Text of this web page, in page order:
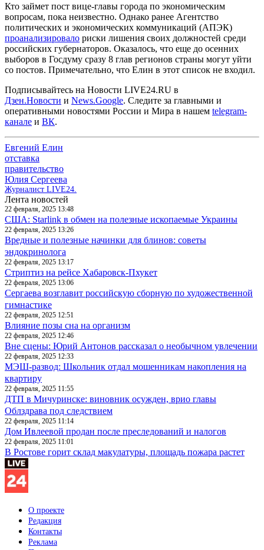
Кто займет пост вице-главы города по экономическим
вопросам, пока неизвестно. Однако ранее Агентство
политических и экономических коммуникаций (АПЭК)
проанализировало риски лишения своих должностей среди
российских губернаторов. Оказалось, что еще до осенних
выборов в Госдуму сразу 8 глав регионов страны могут уйти
со постов. Примечательно, что Елин в этот список не входил.
Подписывайтесь на Новости LIVE24.RU в
Дзен.Новости и News.Google. Следите за главными и
оперативными новостями России и Мира в нашем telegram-
канале и ВК.
Евгений Елин
отставка
правительство
Юлия Сергеева
Журналист LIVE24.
Лента новостей
22 февраля, 2025 13:48
США: Starlink в обмен на полезные ископаемые Украины
22 февраля, 2025 13:26
Вредные и полезные начинки для блинов: советы
эндокринолога
22 февраля, 2025 13:17
Стриптиз на рейсе Хабаровск-Пхукет
22 февраля, 2025 13:06
Сергаева возглавит российскую сборную по художественной
гимнастике
22 февраля, 2025 12:51
Влияние позы сна на организм
22 февраля, 2025 12:46
Вне сцены: Юрий Антонов рассказал о необычном увлечении
22 февраля, 2025 12:33
МЭШ-развод: Школьник отдал мошенникам накопления на
квартиру
22 февраля, 2025 11:55
ДТП в Мичуринске: виновник осужден, врио главы
Облздрава под следствием
22 февраля, 2025 11:14
Дом Ивлеевой продан после преследований и налогов
22 февраля, 2025 11:01
В Ростове горит склад макулатуры, площадь пожара растет
О проекте
Редакция
Контакты
Реклама